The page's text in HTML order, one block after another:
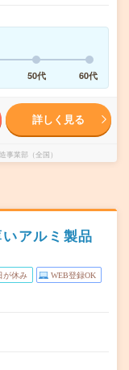
50代 60代
詳しく見る
業部（全国）
アルミ製品
が休み WEB登録OK